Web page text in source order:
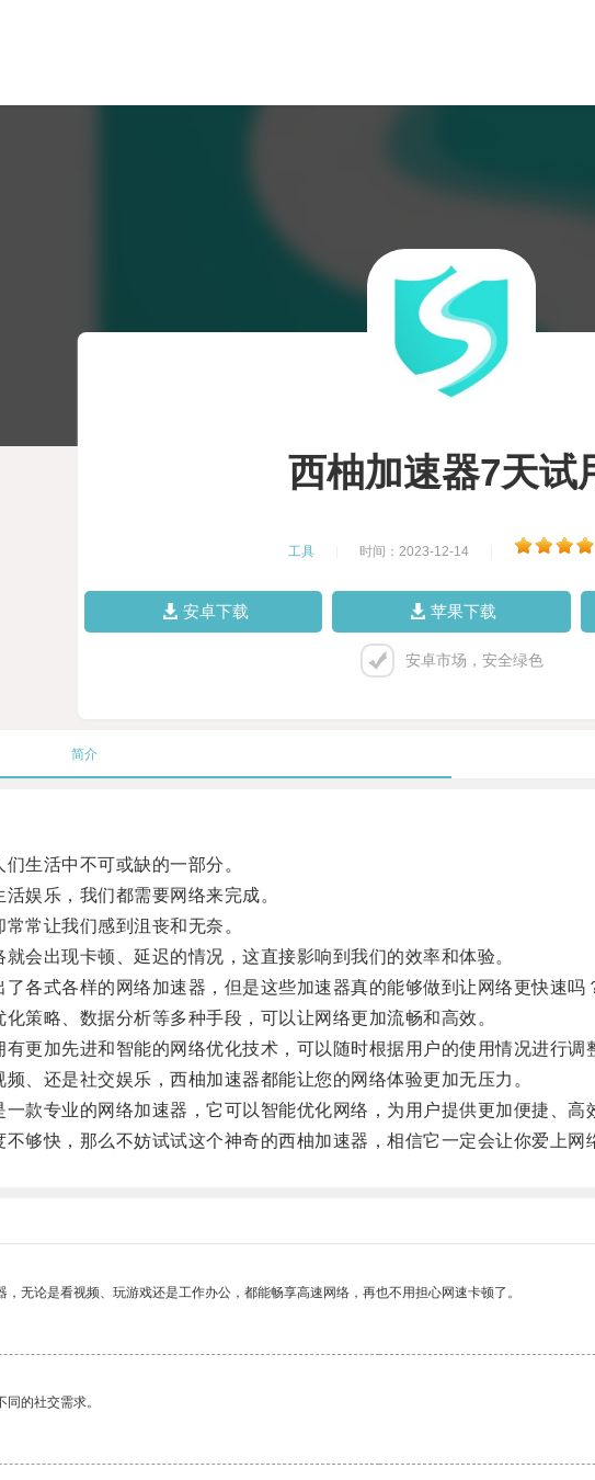
西柚加速器7天试
工具 时间：2023-12-14
安卓下载 苹果下载
安卓市场，安全绿色
简介
活中不可或缺的一部分。
乐，我们都需要网络来完成。
让我们感到沮丧和无奈。
出现卡顿、延迟的情况，这直接影响到我们的效率和体验。
式各样的网络加速器，但是这些加速器真的能够做到让网络更快速吗
略、数据分析等多种手段，可以让网络更加流畅和高效。
加先进和智能的网络优化技术，可以随时根据用户的使用情况进行调
还是社交娱乐，西柚加速器都能让您的网络体验更加无压力。
专业的网络加速器，它可以智能优化网络，为用户提供更加便捷、高
快，那么不妨试试这个神奇的西柚加速器，相信它一定会让你爱上网
无论是看视频、玩游戏还是工作办公，都能畅享高速网络，再也不用担心网速卡顿了。
的社交需求。